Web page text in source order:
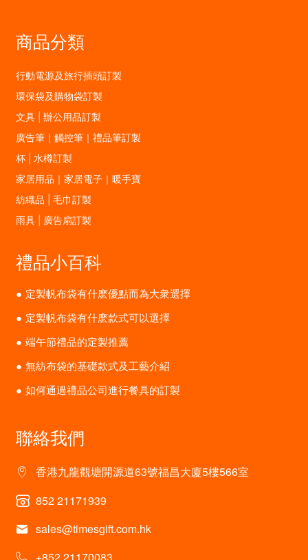
商品分類
行動電源及旅行插頭訂製
環保袋及購物袋訂製
文具 | 辦公用品訂製
廣告筆｜觸控筆｜禮品筆訂製
杯 | 水樽訂製
家居用品｜家居電子｜暖手寶
紡織品 | 毛巾訂製
雨具 | 廣告扇訂製
禮品小百科
定製帆布袋有什麽優點而為大衆選擇
定製帆布袋有什麽款式可以選擇
端午節禮品的定製推薦
無紡布袋的基礎款式及工藝介紹
如何通過禮品公司進行餐具的訂製
聯絡我們
香港九龍觀塘開源道63號福昌大廈5樓566室
852 21171939
sales@timesgift.com.hk